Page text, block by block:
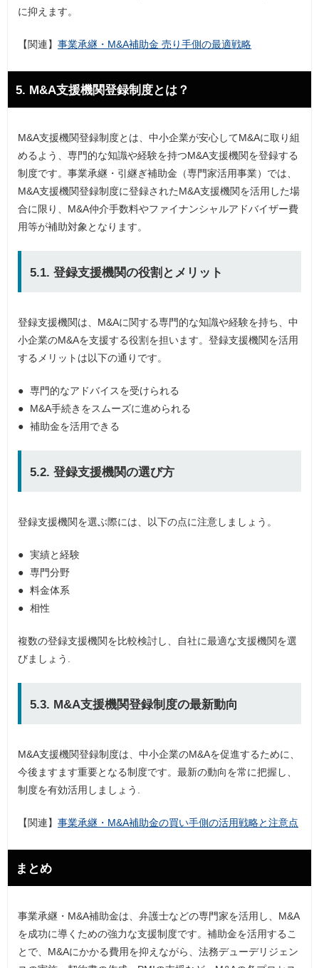
に抑えます。
【関連】事業承継・M&A補助金 売り手側の最適戦略
5. M&A支援機関登録制度とは？
M&A支援機関登録制度とは、中小企業が安心してM&Aに取り組
めるよう、専門的な知識や経験を持つM&A支援機関を登録する
制度です。事業承継・引継ぎ補助金（専門家活用事業）では、
M&A支援機関登録制度に登録されたM&A支援機関を活用した場
合に限り、M&A仲介手数料やファイナンシャルアドバイザー費
用等が補助対象となります。
5.1. 登録支援機関の役割とメリット
登録支援機関は、M&Aに関する専門的な知識や経験を持ち、中
小企業のM&Aを支援する役割を担います。登録支援機関を活用
するメリットは以下の通りです。
専門的なアドバイスを受けられる
M&A手続きをスムーズに進められる
補助金を活用できる
5.2. 登録支援機関の選び方
登録支援機関を選ぶ際には、以下の点に注意しましょう。
実績と経験
専門分野
料金体系
相性
複数の登録支援機関を比較検討し、自社に最適な支援機関を選
びましょう.
5.3. M&A支援機関登録制度の最新動向
M&A支援機関登録制度は、中小企業のM&Aを促進するために、
今後ますます重要となる制度です。最新の動向を常に把握し、
制度を有効活用しましょう.
【関連】事業承継・M&A補助金の買い手側の活用戦略と注意点
まとめ
事業承継・M&A補助金は、弁護士などの専門家を活用し、M&A
を成功に導くための強力な支援制度です。補助金を活用するこ
とで、M&Aにかかる費用を抑えながら、法務デューデリジェン